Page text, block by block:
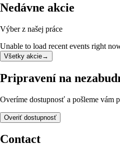
Nedávne akcie
Výber z našej práce
Unable to load recent events right
Všetky akcie→
Pripravení na
Overíme dostupnosť a pošleme vám
Overiť dostupnosť
Contact